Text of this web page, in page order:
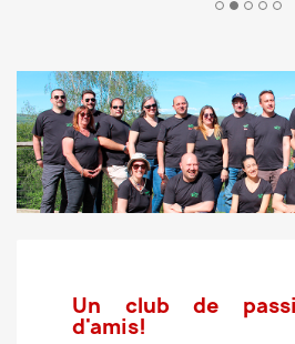
Un club de
d'amis!